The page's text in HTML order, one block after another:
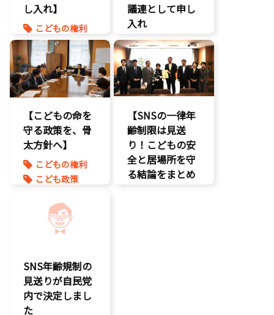
孤独孤立対策
将来不安
自民党
し入れ】
こどもの権利
こども政策
命を守る
孤独孤立対策
議連として申し
入れ
こども政策
児童福祉法
児童虐待対策
命を守る
【こどもの命を
守る政策を、骨
太方針へ】
こどもの権利
こども政策
命を守る
子育て支援拡
将来不安
【SNSの一律年
齢制限は見送
り！こどもの安
全と居場所を守
る結論をまとめ
SNS年齢規制の
見送りが自民党
内で決定しまし
た